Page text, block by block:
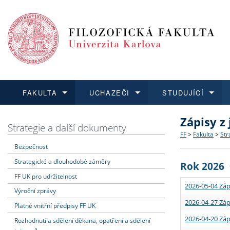
FAKULTA
Dozvědět se více
Struktura
Strategie
Podpora
UCHAZEČI
Podat přihlášku
Co
Učitelské
STUDUJÍCÍ
Dozvědět se více
Rigorózní
Dozvědět se více
O vědě a
Granty a
Dozvědět se více
Aktuální
Strategie a další dokumenty
Bezpečnost
Strategické a dlouhodobé záměry
FF UK pro udržitelnost
Výroční zprávy
Platné vnitřní předpisy FF UK
Rozhodnutí a sdělení děkana, opatření a sdělení
Zápisy
FF > Fakulta >
Rok 2026
2026-05-04
2026-04-27
2026-04-20